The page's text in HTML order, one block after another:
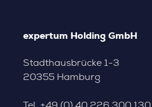
expertum Holding GmbH
Stadthausbrücke 1-3
20355 Hamburg